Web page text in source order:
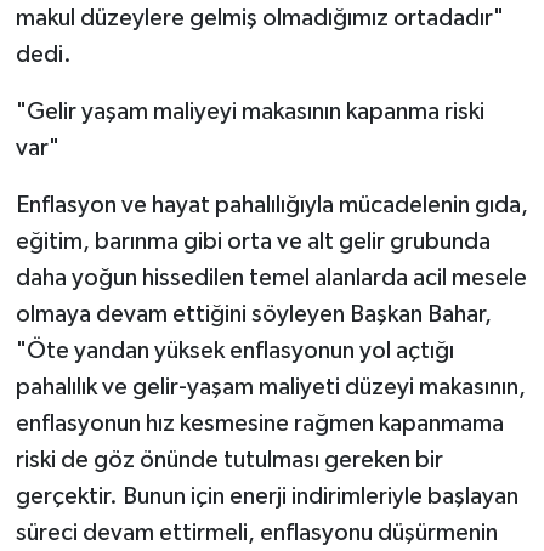
makul düzeylere gelmiş olmadığımız ortadadır"
dedi.
"Gelir yaşam maliyeyi makasının kapanma riski
var"
Enflasyon ve hayat pahalılığıyla mücadelenin gıda,
eğitim, barınma gibi orta ve alt gelir grubunda
daha yoğun hissedilen temel alanlarda acil mesele
olmaya devam ettiğini söyleyen Başkan Bahar,
"Öte yandan yüksek enflasyonun yol açtığı
pahalılık ve gelir-yaşam maliyeti düzeyi makasının,
enflasyonun hız kesmesine rağmen kapanmama
riski de göz önünde tutulması gereken bir
gerçektir. Bunun için enerji indirimleriyle başlayan
süreci devam ettirmeli, enflasyonu düşürmenin